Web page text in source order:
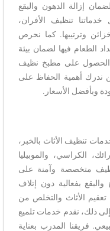
إزالة الدهون والبقع
تنظيف الأفران،
وترتيبها. كما نحرص
الطعام فيها لضمان بيئة
الحصول على مطبخ نظيف
ندرك أهمية الحفاظ على
وبأفضل الأسعار.
تنظيف الأثاث بالخبر،
الكراسي، والموبيليا
متخصصة وآمنة على
بفعالية دون إتلاف
تعقيم الأثاث والتخلص من
إلى ذلك، نقدم خدمات تلميع
فريقنا المدرب بعناية